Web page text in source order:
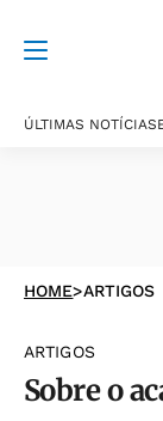
ÚLTIMAS NOTÍCIAS
HOME>ARTIGOS
ARTIGOS
Sobre o